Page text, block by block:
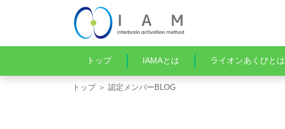
トップ IAMAとは ライオンあくびとは
トップ＞ 認定メンバーBLOG